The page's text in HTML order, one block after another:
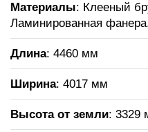
Материалы: Клееный
Ламинированная
Длина: 4460 мм
Ширина: 4017 мм
Высота от земли: 3329